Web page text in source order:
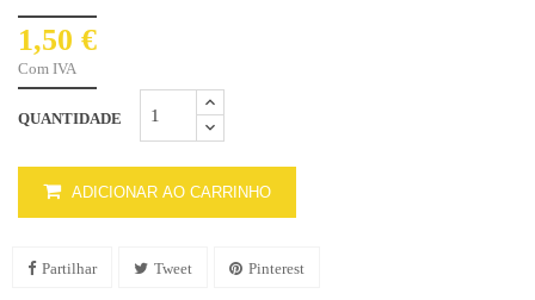
1,50 €
Com IVA
QUANTIDADE
ADICIONAR AO CARRINHO
Partilhar Tweet Pinterest